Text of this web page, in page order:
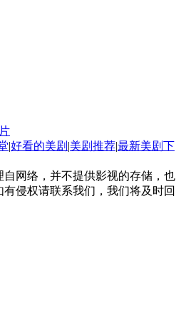
|好看的美剧 |美剧推荐|最新美剧下
网络，并不提供影视的存储，也
侵权请联系我们，我们将及时回